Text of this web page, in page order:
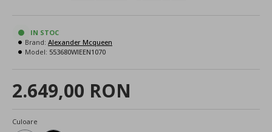
2.649,00 RON
IN STOC
Brand: Alexander Mcqueen
Model: 553680WIEEN1070
Culoare